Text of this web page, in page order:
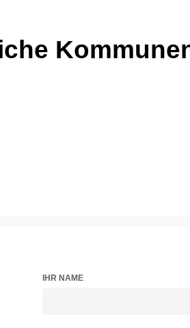
IHR NAME